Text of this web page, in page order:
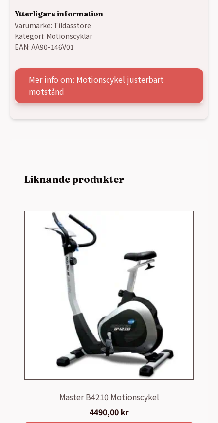
Ytterligare information
Varumärke: Tildasstore
Kategori: Motionscyklar
EAN: AA90-146V01
Mer info om: Motionscykel justerbart
motstånd
Liknande produkter
Master B4210 Motionscykel
4490,00 kr